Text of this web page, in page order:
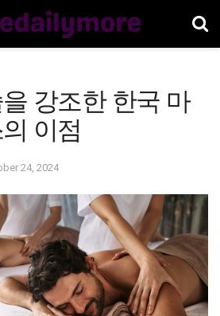
강조한 한국 마
이점
24, 2024